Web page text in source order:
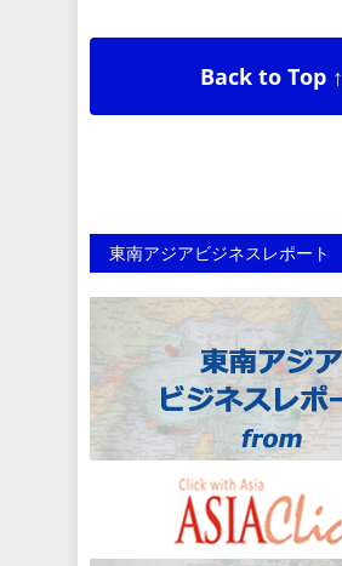
Back to Top ↑
東南アジアビジネスレポート